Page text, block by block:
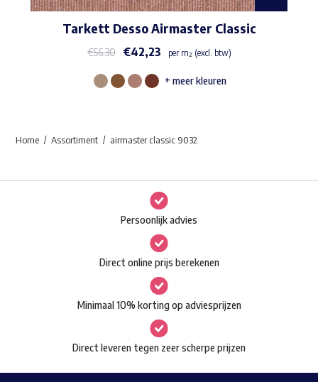
Waar ben je naar op zoek?
Tarkett Desso Airmaster Classic
€56,30 €42,23 per m² (excl. btw)
Dit
Deze
optie
kan
gekozen
worden
op
de
productpagina
+ meer kleuren
Home Assortiment airmaster classic 9032
Persoonlijk advies
Direct online prijs berekenen
Minimaal 10% korting op adviesprijzen
Direct leveren tegen zeer scherpe prijzen